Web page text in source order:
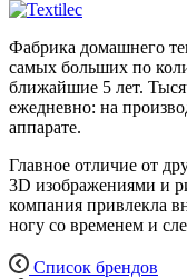
Фабрика домашнего
самых больших по
ближайшие 5 лет.
ежедневно: на
аппарате.
Главное отличие от
3D изображениями и
компания привлекла
ногу со временем и
Список брендов